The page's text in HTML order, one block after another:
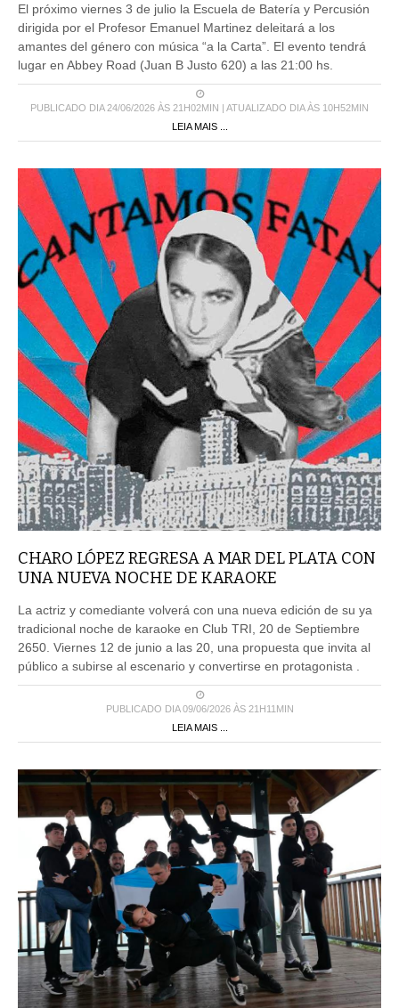
El próximo viernes 3 de julio la Escuela de Batería y Percusión
dirigida por el Profesor Emanuel Martinez deleitará a los
amantes del género con música “a la Carta”. El evento tendrá
lugar en Abbey Road (Juan B Justo 620) a las 21:00 hs.
PUBLICADO DIA 24/06/2026 ÀS 21H02MIN | ATUALIZADO DIA ÀS 10H52MIN
LEIA MAIS ...
CHARO LÓPEZ REGRESA A MAR DEL PLATA CON
UNA NUEVA NOCHE DE KARAOKE
La actriz y comediante volverá con una nueva edición de su ya
tradicional noche de karaoke en Club TRI, 20 de Septiembre
2650. Viernes 12 de junio a las 20, una propuesta que invita al
público a subirse al escenario y convertirse en protagonista .
PUBLICADO DIA 09/06/2026 ÀS 21H11MIN
LEIA MAIS ...